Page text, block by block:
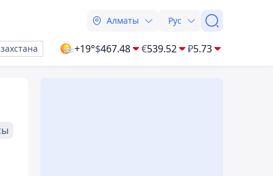
Алматы Рус
+19°$467.48 €539.52 ₽5.73